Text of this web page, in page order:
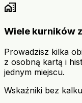
home_work
Wiele kurników
Prowadzisz kilka
z osobną kartą i
jednym miejscu.
Wskaźniki bez